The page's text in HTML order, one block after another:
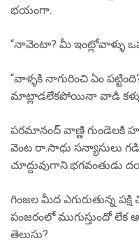
భయంగా.
“నావెంటా? మీ ఇంట్లోవాళ్ళు
“వాళ్ళకి నాగురించి ఏం
మాట్లాడలేకపోయినా వాడి
పరమానంద్ వాణ్ణి గుండెలకి
వెంట రా.సాధు సన్యాసులు
చూద్దువుగాని.భగవంతుడు
గింజల మీద ఎగురుతున్న
పంజరంలో ముగుస్తుందో లేక
తెలుసు?